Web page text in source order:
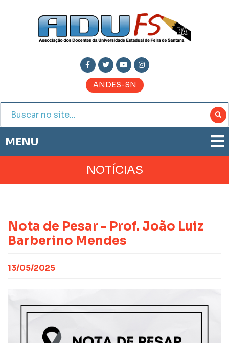
ANDES-SN
MENU
HISTÓRIA
NOTAS PUBLICADAS
PRESTAÇÃO DE CONTAS
CONTATO
FILIE-SE
NOTÍCIAS
Nota de Pesar - Prof. João Luiz
Barberino Mendes
13/05/2025